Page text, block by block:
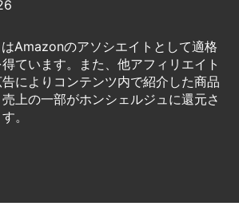
Amazonのアソシエイトとして適格
ています。また、他アフィリエイト
によりコンテンツ内で紹介した商品
上の一部がホンシェルジュに還元さ
。